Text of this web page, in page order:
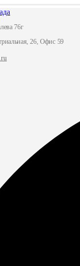
76г
26, Офис 59